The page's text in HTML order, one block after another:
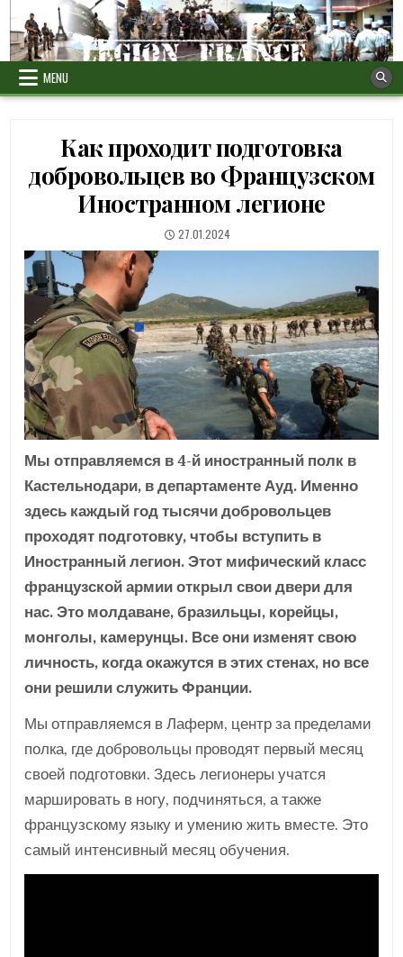
content
MENU
Как проходит подготовка
добровольцев во Французском
Иностранном легионе
PUBLISHED
DATE:
27.01.2024
Мы отправляемся в 4-й иностранный полк в
Кастельнодари, в департаменте Ауд. Именно
здесь каждый год тысячи добровольцев
проходят подготовку, чтобы вступить в
Иностранный легион. Этот мифический класс
французской армии открыл свои двери для
нас. Это молдаване, бразильцы, корейцы,
монголы, камерунцы. Все они изменят свою
личность, когда окажутся в этих стенах, но все
они решили служить Франции.
Мы отправляемся в Лаферм, центр за пределами
полка, где добровольцы проводят первый месяц
своей подготовки. Здесь легионеры учатся
маршировать в ногу, подчиняться, а также
французскому языку и умению жить вместе. Это
самый интенсивный месяц обучения.